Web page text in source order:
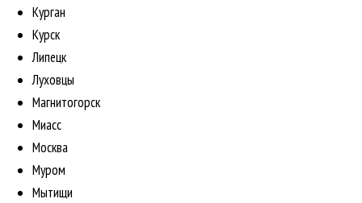
Курган
Курск
Липецк
Луховцы
Магнитогорск
Миасс
Москва
Муром
Мытищи